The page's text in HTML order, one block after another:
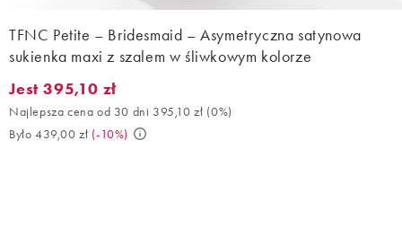
TFNC Petite – Bridesmaid – Asymetryczna satynowa
sukienka maxi z szalem w śliwkowym kolorze
Jest 395,10 zł. Najlepsza cena od 30 dni 395,10 zł (0%). Było
Jest 395,10 zł
Najlepsza cena od 30 dni 395,10 zł (0%)
Było 439,00 zł (-10%)